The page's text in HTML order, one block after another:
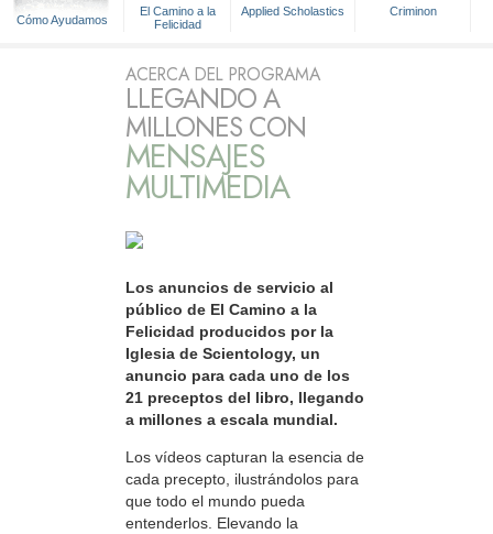
Cómo Ayudamos
El Camino a la
Felicidad
Applied Scholastics Criminon
ACERCA DEL PROGRAMA
LLEGANDO A
MILLONES CON
MENSAJES
MULTIMEDIA
Los anuncios de servicio al
público de El Camino a la
Felicidad producidos por la
Iglesia de Scientology, un
anuncio para cada uno de los
21 preceptos del libro, llegando
a millones a escala mundial.
Los vídeos capturan la esencia de
cada precepto, ilustrándolos para
que todo el mundo pueda
entenderlos. Elevando la